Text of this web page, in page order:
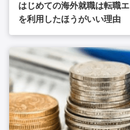
はじめての海外就職は転職
を利用したほうがいい理由